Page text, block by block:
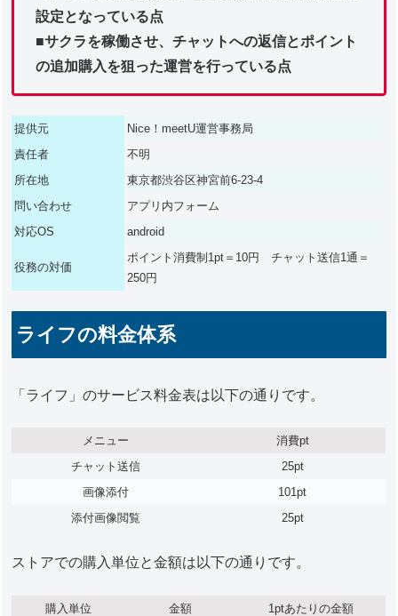
設定となっている点
■サクラを稼働させ、チャットへの返信とポイント
の追加購入を狙った運営を行っている点
提供元
Nice！meetU運営事務局
責任者
不明
所在地
東京都渋谷区神宮前6-23-4
問い合わせ
アプリ内フォーム
対応OS
android
役務の対価
ポイント消費制1pt＝10円 チャット送信1通＝
250円
ライフの料金体系
「ライフ」のサービス料金表は以下の通りです。
メニュー
消費pt
チャット送信
25pt
画像添付
101pt
添付画像閲覧
25pt
ストアでの購入単位と金額は以下の通りです。
購入単位 金額
1ptあたりの金額